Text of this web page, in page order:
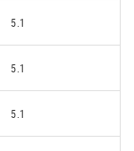
5.1
5.1
5.1